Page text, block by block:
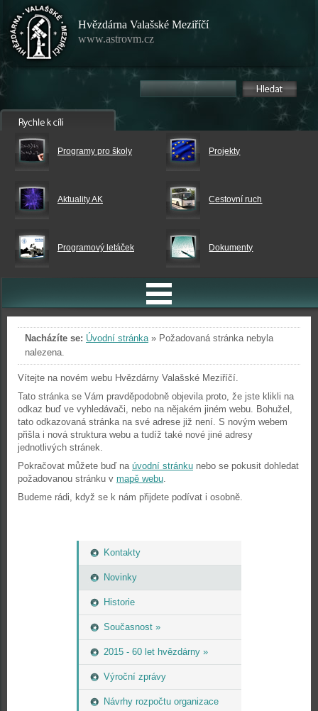
Hvězdárna Valašské Meziříčí
www.astrovm.cz
Programy pro školy Projekty
Aktuality AK Cestovní ruch
Programový letáček Dokumenty
Kontakty
Novinky
Historie
Současnost »
2015 - 60 let hvězdárny »
Výroční zprávy
Návrhy rozpočtu organizace
Nacházíte se: Úvodní stránka» Požadovaná stránka nebyla
nalezena.
Vítejte na novém webu Hvězdárny Valašské Meziříčí.
Tato stránka se Vám pravděpodobně objevila proto, že jste klikli na
odkaz buď ve vyhledávači, nebo na nějakém jiném webu. Bohužel,
tato odkazovaná stránka na své adrese již není. S novým webem
přišla i nová struktura webu a tudíž také nové jiné adresy
jednotlivých stránek.
Pokračovat můžete buď na úvodní stránku nebo se pokusit dohledat
požadovanou stránku v mapě webu.
Budeme rádi, když se k nám přijdete podívat i osobně.